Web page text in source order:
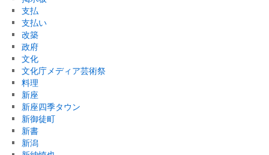
支払
支払い
改築
政府
文化
文化庁メディア芸術祭
料理
新座
新座四季タウン
新御徒町
新書
新潟